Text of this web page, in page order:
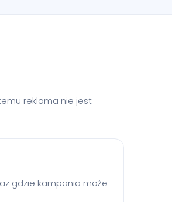
reklama nie jest
gdzie kampania może